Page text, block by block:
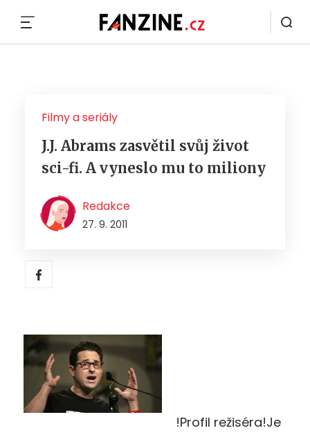
Filmy a seriály
J.J. Abrams zasvětil svůj život
sci-fi. A vyneslo mu to miliony
Redakce
27. 9. 2011
!Profil režiséra!Je